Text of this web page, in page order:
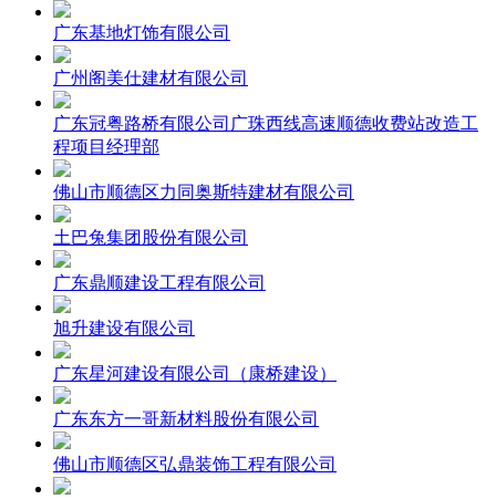
广东基地灯饰有限公司
广州阁美仕建材有限公司
广东冠粤路桥有限公司广珠西线高速顺德收费站改造工
程项目经理部
佛山市顺德区力同奥斯特建材有限公司
土巴兔集团股份有限公司
广东鼎顺建设工程有限公司
旭升建设有限公司
广东星河建设有限公司（康桥建设）
广东东方一哥新材料股份有限公司
佛山市顺德区弘鼎装饰工程有限公司